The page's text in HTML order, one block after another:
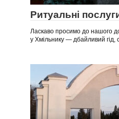
Ритуальні
Ласкаво просимо до нашого
у Хмільнику — дбайливий гід,